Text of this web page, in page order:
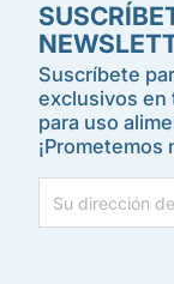
Suscríbete
exclusivos en
para uso
¡Prometemos